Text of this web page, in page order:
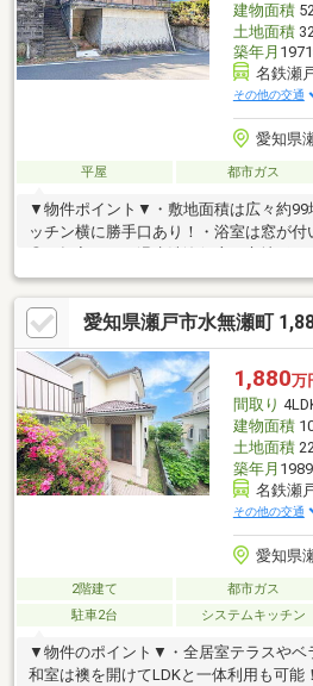
建物面積
土地面積
築年月
名鉄瀬
その他の交通
愛知県
平屋 都市ガス
▼物件ポイント▼・敷地面積は広々約
ッチン横に勝手口あり！・浴室は窓が
公園」徒歩4分 「新瀬戸」駅までバス1
確保しやすい高台に立地・木々が生い茂
愛知県瀬戸市水無瀬町
1,880万
間取り
建物面積
土地面積
築年月
名鉄瀬
その他の交通
愛知県
2階建て 都市ガス
駐車2台
システムキッチン
▼物件のポイント▼・全居室テラスやベ
和室は襖を開けてLDKと一体利用も可能